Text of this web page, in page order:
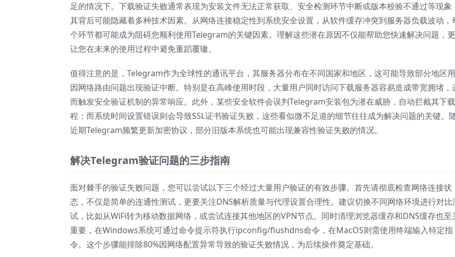
足的情况下。下载验证失败通常表现为安装文件无法正常获取、安全检测环节中断或版本校验不通过等现象
其背后可能隐藏着多种技术因素。从网络连接稳定性到系统安全设置，从软件缓存冲突到服务器负载波动，
个环节都可能成为阻碍您顺利使用Telegram的关键因素。理解这些潜在原因不仅能帮助您快速解决问题，
让您在未来的使用过程中避免重蹈覆辙。
值得注意的是，Telegram作为全球性的通讯平台，其服务器分布在不同国家和地区，这可能导致部分地区
因网络路由问题出现验证中断。特别是在高峰使用时段，大量用户同时访问下载服务器容易造成带宽拥堵，
而触发安全验证机制的异常响应。此外，某些安全软件会误判Telegram安装包为潜在威胁，自动拦截其下
程；而系统时间设置错误则会导致SSL证书验证失败，这些看似微不足道的细节往往成为解决问题的关键。
近期Telegram频繁更新加密协议，部分旧版本系统也可能出现兼容性验证失败的情况。
解决Telegram验证问题的三步指南
面对棘手的验证失败问题，您可以尝试以下三个经过大量用户验证的有效步骤。首先请彻底检查网络连接状
态，不仅是简单的连通性测试，更要关注DNS解析质量与代理设置合理性。建议切换不同网络环境进行对比
试，比如从WiFi转为移动数据网络，或尝试连接其他地区的VPN节点。同时清理浏览器缓存和DNS缓存也至
重要，在Windows系统可通过命令提示符执行ipconfig/flushdns命令，在MacOS则需使用终端输入特定指
令。这个步骤能排除80%因网络配置异常导致的验证失败情况，为后续操作奠定基础。